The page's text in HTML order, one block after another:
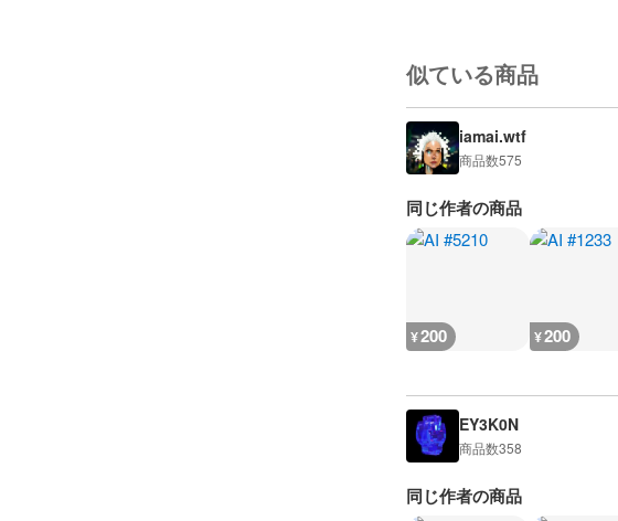
似ている商品
iamai.wtf
商品数575
同じ作者の商品
¥200 ¥200
EY3K0N
商品数358
同じ作者の商品